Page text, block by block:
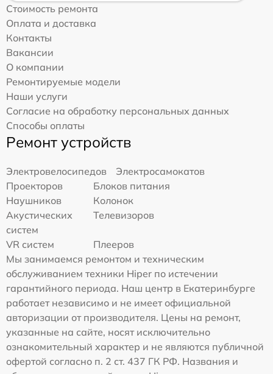
Стоимость ремонта
Оплата и доставка
Контакты
Вакансии
О компании
Ремонтируемые модели
Наши услуги
Согласие на обработку персональных данных
Способы оплаты
Ремонт устройств
Электровелосипедов
Электросамокатов
Проекторов
Блоков питания
Наушников
Колонок
Акустических
систем
Телевизоров
VR систем
Плееров
Мы занимаемся ремонтом и техническим
обслуживанием техники Hiper по истечении
гарантийного периода. Наш центр в Екатеринбурге
работает независимо и не имеет официальной
авторизации от производителя. Цены на ремонт,
указанные на сайте, носят исключительно
ознакомительный характер и не являются публичной
офертой согласно п. 2 ст. 437 ГК РФ. Названия и